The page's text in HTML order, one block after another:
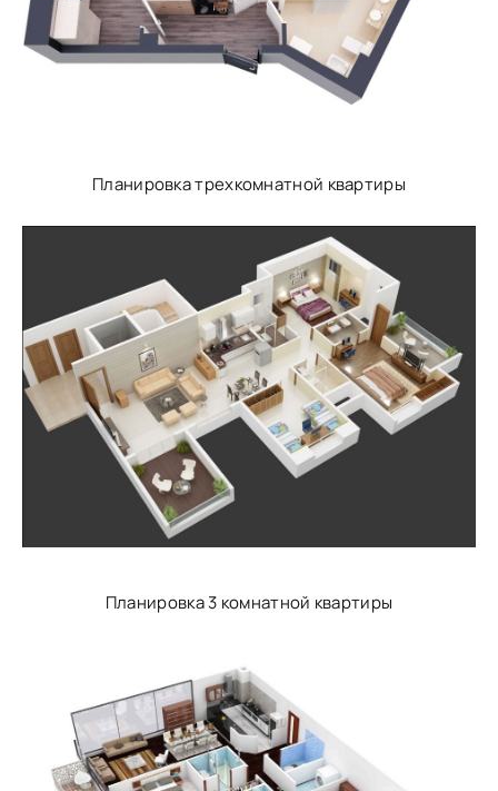
Планировка трехкомнатной квартиры
Планировка 3 комнатной квартиры